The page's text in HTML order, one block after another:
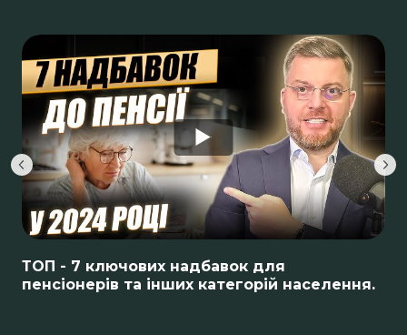
ТОП - 7 ключових надбавок для
пенсіонерів та інших категорій населення.